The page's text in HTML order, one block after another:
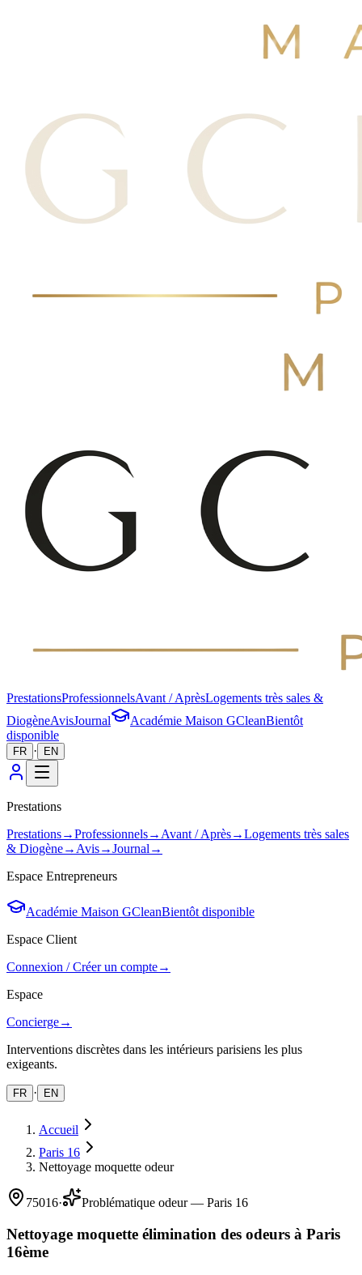
PrestationsProfessionnelsAvant / AprèsLogements très sales &
DiogèneAvisJournal Académie Maison GCleanBientôt
disponible
FR · EN
Prestations
Prestations→Professionnels→ Avant / Après→Logements très sales
& Diogène→ Avis→Journal →
Espace Entrepreneurs
Académie Maison GCleanBientôt disponible
Espace Client
Connexion / Créer un compte→
Espace
Concierge→
Interventions discrètes dans les intérieurs parisiens les plus
exigeants.
FR · EN
Accueil
Paris 16
Nettoyage moquette odeur
75016· Problématique odeur — Paris 16
Nettoyage moquette élimination des odeurs à Paris
16ème